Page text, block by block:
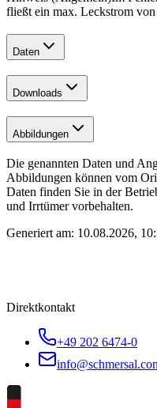
fließt ein max. Leckstrom
Daten
Downloads
Abbildungen
Die genannten Daten und
Abbildungen können vom
Daten finden Sie in der
und Irrtümer vorbehalten.
Generiert am: 10.08.2026,
Direktkontakt
+49 202 6474-0